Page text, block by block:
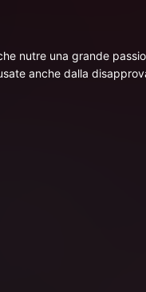
nutre una grande
anche dalla